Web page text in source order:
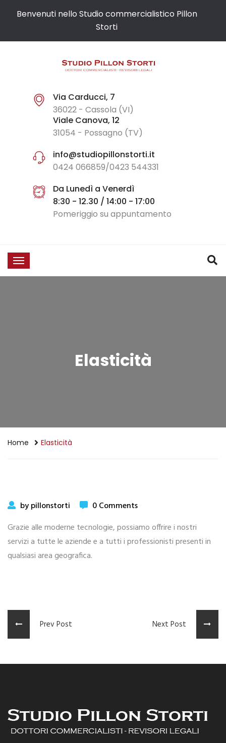
Benvenuti nello Studio commercialistico Pillon
Storti
Via Carducci, 7
36022 - Cassola (VI)
Viale Canova, 12
31054 - Possagno (TV)
info@studiopillonstorti.it
0424 066859/0423 544331
Da Lunedì a Venerdì
8:30 - 12.30 / 14:00 - 17:00
Pomeriggio su appuntamento
Elasticità
Home Elasticità
by pillonstorti
0 Comments
Grazie alle moderne tecnologie, possiamo offrire i nostri
servizi a tutte le aziende e a tutti i professionisti presenti in
qualsiasi area geografica.
Prev Post Next Post